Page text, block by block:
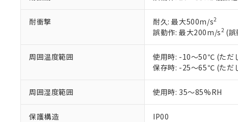
耐衝撃 耐久: 最大500m/s2
誤動作: 最大200m/s2(誤
周囲温度範囲
使用時: -10～50℃ (ただ
保存時: -25～65℃ (ただ
周囲湿度範囲 使用時: 35～85%RH
保護構造 IP00
マイパーツ機
お客様が当ウェ
が、当社の製品
さい。
※当社の共同利
いる法人を指し
※3 非含有証明書
下記の非含有証明書
EU RoHS指令（10物
51物質の非含有証明
※本証明書は発行日時
また、RoHS指令の
混在することから備
「10」：通常の使用
味します。
「－」：未確認です
空
白
受注生産機